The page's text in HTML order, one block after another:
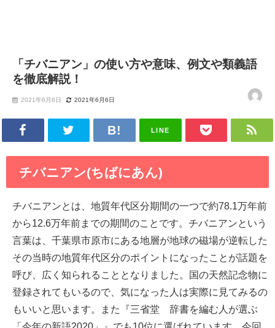
「チバニアン」の使い方や意味、例文や類義語
を徹底解説！
2021年6月6日 2021年6月6日
LINE
チバニアン(ちばにあん)
チバニアンとは、地質年代区分期間の一つで約78.1万年前
から12.6万年前までの期間のことです。チバニアンという
言葉は、千葉県市原市にある地層が地球の磁場が逆転した
その当時の地質年代区分のポイントになったことが話題を
呼び、広く知られることとなりました。国の天然記念物に
登録されてもいるので、気になった人は実際に見てみるの
もいいと思います。また『三省堂 辞書を編む人が選ぶ